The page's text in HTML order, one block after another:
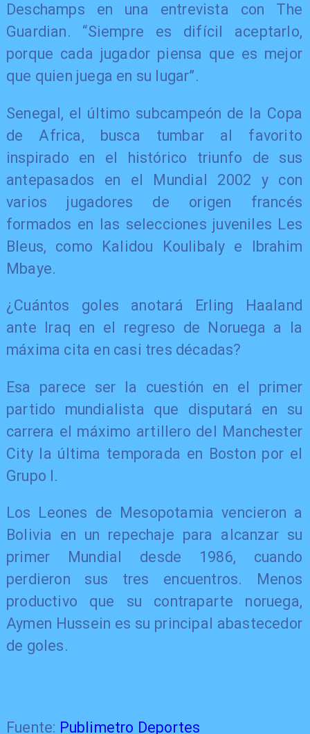
Deschamps en una entrevista con The
Guardian. “Siempre es difícil aceptarlo,
porque cada jugador piensa que es mejor
que quien juega en su lugar”.
Senegal, el último subcampeón de la Copa
de Africa, busca tumbar al favorito
inspirado en el histórico triunfo de sus
antepasados en el Mundial 2002 y con
varios jugadores de origen francés
formados en las selecciones juveniles Les
Bleus, como Kalidou Koulibaly e Ibrahim
Mbaye.
¿Cuántos goles anotará Erling Haaland
ante Iraq en el regreso de Noruega a la
máxima cita en casi tres décadas?
Esa parece ser la cuestión en el primer
partido mundialista que disputará en su
carrera el máximo artillero del Manchester
City la última temporada en Boston por el
Grupo I.
Los Leones de Mesopotamia vencieron a
Bolivia en un repechaje para alcanzar su
primer Mundial desde 1986, cuando
perdieron sus tres encuentros. Menos
productivo que su contraparte noruega,
Aymen Hussein es su principal abastecedor
de goles.
Fuente: Publimetro Deportes